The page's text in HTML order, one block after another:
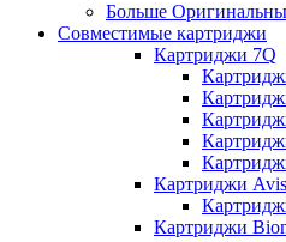
Больше
Совместимые картриджи
Картриджи 7Q
Картриджи
Картриджи